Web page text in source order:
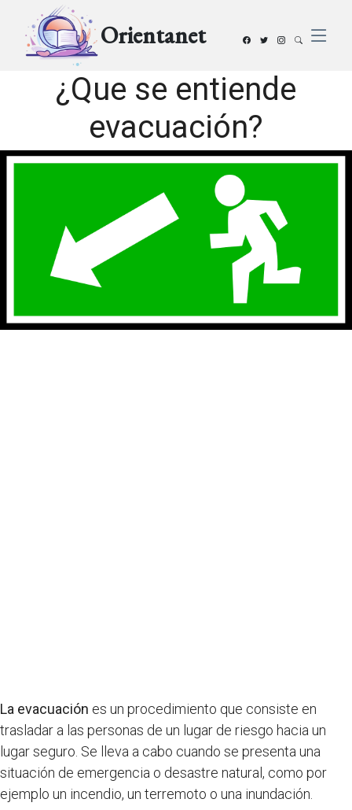
Orientanet
¿Que se entiende
evacuación?
La evacuación es un procedimiento que consiste en
trasladar a las personas de un lugar de riesgo hacia un
lugar seguro. Se lleva a cabo cuando se presenta una
situación de emergencia o desastre natural, como por
ejemplo un incendio, un terremoto o una inundación.